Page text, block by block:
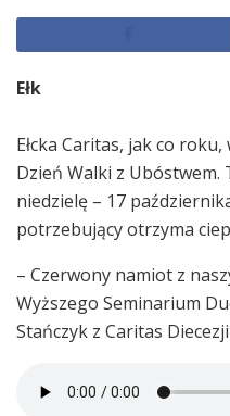
Ełk
Ełcka Caritas, jak co
Dzień Walki z
niedzielę – 17
potrzebujący otrzyma
– Czerwony namiot z
Wyższego Seminarium
Stańczyk z Caritas Diecezji